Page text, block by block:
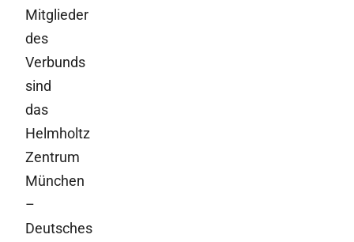
Mitglieder
des
Verbunds
sind
das
Helmholtz
Zentrum
München
–
Deutsches